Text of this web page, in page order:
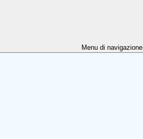
Menu di navigazione